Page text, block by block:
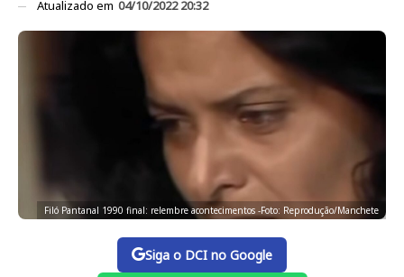
Atualizado em 04/10/2022 20:32
Filó Pantanal 1990 final: relembre acontecimentos -Foto: Reprodução/Manchete
Siga o DCI no Google